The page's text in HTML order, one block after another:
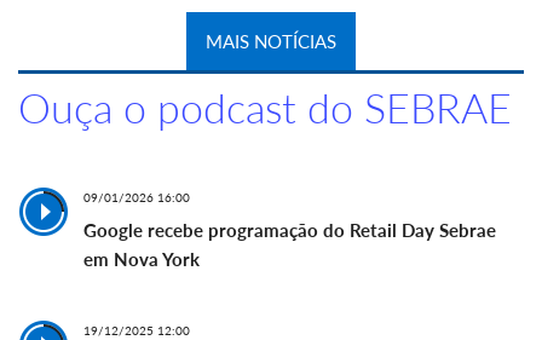
MAIS NOTÍCIAS
Ouça o podcast do SEBRAE
09/01/2026 16:00
Google recebe programação do Retail Day Sebrae
em Nova York
19/12/2025 12:00